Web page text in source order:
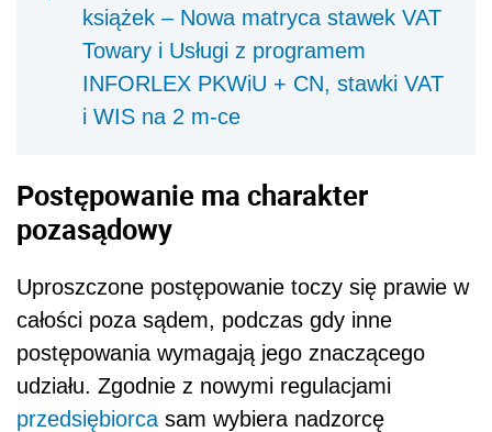
książek – Nowa matryca stawek VAT
Towary i Usługi z programem
INFORLEX PKWiU + CN, stawki VAT
i WIS na 2 m-ce
Postępowanie ma charakter
pozasądowy
Uproszczone postępowanie toczy się prawie w
całości poza sądem, podczas gdy inne
postępowania wymagają jego znaczącego
udziału. Zgodnie z nowymi regulacjami
przedsiębiorca sam wybiera nadzorcę